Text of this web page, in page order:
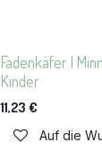
Fadenkäfer |
Kinder
11,23 €
Auf die